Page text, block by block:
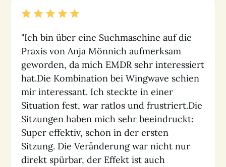
"Ich bin über eine Suchmaschine auf die
Praxis von Anja Mönnich aufmerksam
geworden, da mich EMDR sehr interessiert
hat.Die Kombination bei Wingwave schien
mir interessant. Ich steckte in einer
Situation fest, war ratlos und frustriert.Die
Sitzungen haben mich sehr beeindruckt:
Super effektiv, schon in der ersten
Sitzung. Die Veränderung war nicht nur
direkt spürbar, der Effekt ist auch